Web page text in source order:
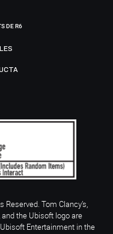
DE R6
Tom Clancy’s,
the Ubisoft logo are
Entertainment in the